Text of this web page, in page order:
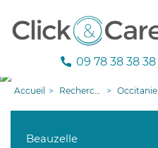
09 78 38 38 38
Accueil Recherche aide à domicile Occitanie